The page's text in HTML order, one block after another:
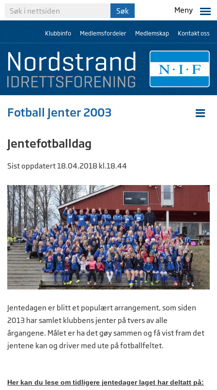
Meny
Klubbinfo Medlemsfordeler Medlemskap Kontakt oss
Fotball Jenter 2003
Jentefotballdag
Sist oppdatert 18.04.2018 kl.18.44
Jentedagen er blitt et populært arrangement, som siden
2013 har samlet klubbens jenter på tvers av alle
årgangene. Målet er ha det gøy sammen og få vist fram det
jentene kan og driver med ute på fotballfeltet.
Her kan du lese om tidligere jentedager laget har deltatt på: